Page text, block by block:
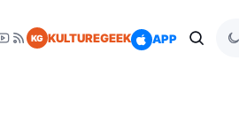
KG KULTUREGEEK APP